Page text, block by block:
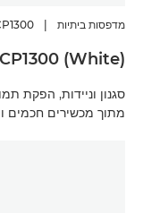
מדפסות ביתיות
(White)
סגנון וניידות, הפקת
מתוך מכשירים חכמים